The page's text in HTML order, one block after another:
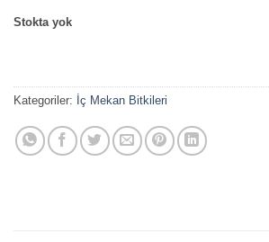
Stokta yok
Kategoriler: İç Mekan Bitkileri